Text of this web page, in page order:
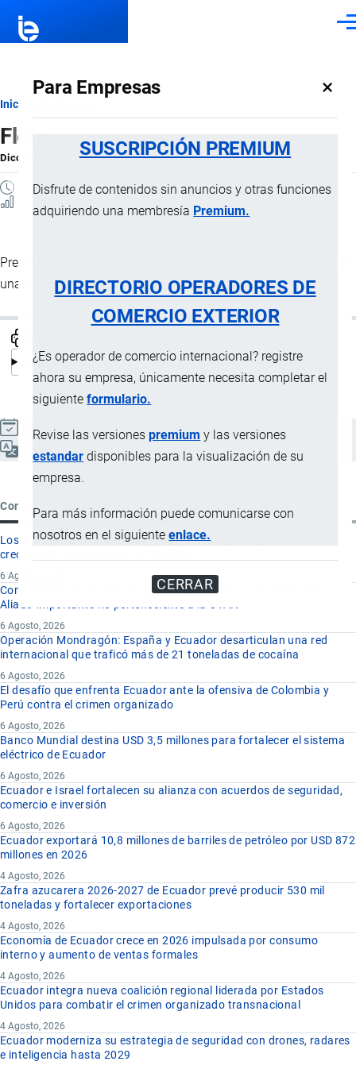
Para Empresas ×
SUSCRIPCIÓN PREMIUM
Disfrute de contenidos sin anuncios y otras funciones
adquiriendo una membresía Premium.
DIRECTORIO OPERADORES DE
COMERCIO EXTERIOR
¿Es operador de comercio internacional? registre
ahora su empresa, únicamente necesita completar el
siguienteformulario.
Revise las versionespremium y las versiones
estandar disponibles para la visualización de su
empresa.
Para más información puede comunicarse con
nosotros en el siguienteenlace.
CERRAR
Ruta
de
navegación
Inicio
Flete
Diccionario porImportaciones …, 8 Septiembre, 2024
1 MINUTO
Precio estipulado por el alquiler de un
una parte de ella para eltransportede carga o pasajeros.
Actualizado el 9 Septiembre, 2024
Español
Contenido reciente
Los 8 proyectos mineros más importantes que impulsan el
crecimiento de la minería en Ecuador
6 Agosto, 2026
Congresistas de EE. UU. proponen que Ecuador sea designado
Aliado Importante no perteneciente a la OTAN
6 Agosto, 2026
Operación Mondragón: España y Ecuador desarticulan una red
internacional que traficó más de 21 toneladas de cocaína
6 Agosto, 2026
El desafío que enfrenta Ecuador ante la ofensiva de Colombia y
Perú contra el crimen organizado
6 Agosto, 2026
Banco Mundial destina USD 3,5 millones para fortalecer el sistema
eléctrico de Ecuador
6 Agosto, 2026
Ecuador e Israel fortalecen su alianza con acuerdos de seguridad,
comercio e inversión
6 Agosto, 2026
Ecuador exportará 10,8 millones de barriles de petróleo por USD 872
millones en 2026
4 Agosto, 2026
Zafra azucarera 2026-2027 de Ecuador prevé producir 530 mil
toneladas y fortalecer exportaciones
4 Agosto, 2026
Economía de Ecuador crece en 2026 impulsada por consumo
interno y aumento de ventas formales
4 Agosto, 2026
Ecuador integra nueva coalición regional liderada por Estados
Unidos para combatir el crimen organizado transnacional
4 Agosto, 2026
Ecuador moderniza su estrategia de seguridad con drones, radares
e inteligencia hasta 2029